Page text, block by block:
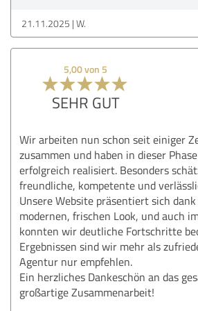
21.11.2025 W.
5,00 von 5
SEHR GUT
Wir arbeiten nun schon seit einiger
zusammen und haben in dieser
erfolgreich realisiert. Besonders
freundliche, kompetente und
Unsere Website präsentiert sich
modernen, frischen Look, und auch
konnten wir deutliche Fortschritte
Ergebnissen sind wir mehr als
Agentur nur empfehlen.
Ein herzliches Dankeschön an das
großartige Zusammenarbeit!